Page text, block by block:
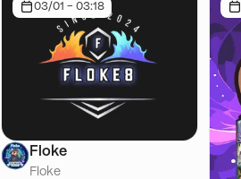
03/01 - 03:18
Floke
Floke